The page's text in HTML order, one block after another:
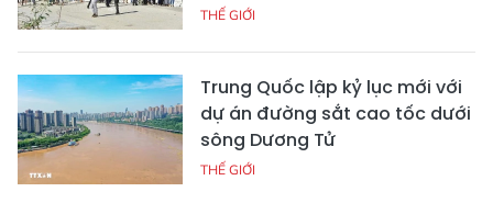
THẾ GIỚI
Trung Quốc lập kỷ lục mới với
dự án đường sắt cao tốc dưới
sông Dương Tử
THẾ GIỚI